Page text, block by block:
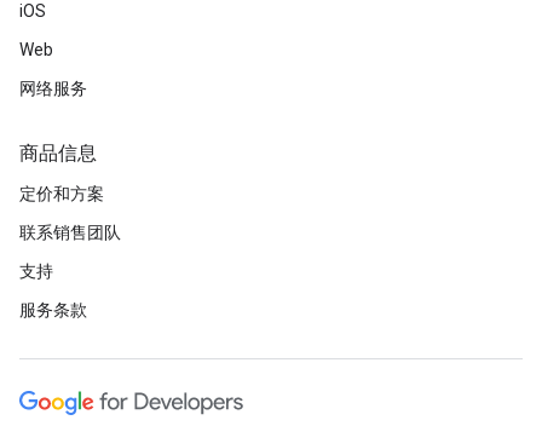
iOS
Web
网络服务
商品信息
定价和方案
联系销售团队
支持
服务条款